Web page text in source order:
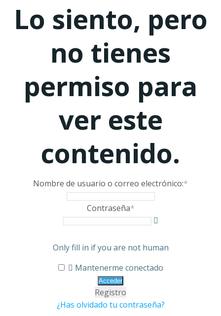
Lo siento, pero
no tienes
permiso para
ver este
contenido.
Nombre de usuario o correo electrónico:*
Contraseña*
Only fill in if you are not human
Mantenerme conectado
Registro
¿Has olvidado tu contraseña?